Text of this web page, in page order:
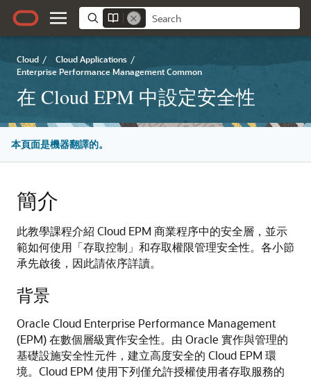
Cloud / Cloud Applications /
Enterprise Performance Management Common
在 Cloud EPM 中設定安全性
本頁面是機器翻譯的。
簡介
此教學課程介紹 Cloud EPM 商業程序中的安全層，並示
範如何使用「存取控制」和存取權限管理安全性。各小節
承先啟後，因此請依序詳讀。
背景
Oracle Cloud Enterprise Performance Management
(EPM) 在數個層級實作安全性。由 Oracle 實作與管理的
基礎設施安全性元件，建立高度安全的 Cloud EPM 環
境。Cloud EPM 使用下列僅允許授權使用者存取服務的